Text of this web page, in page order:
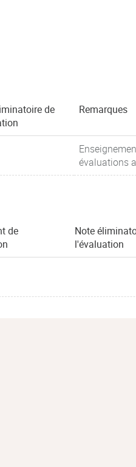
de
Remarques
évaluations
de
Note
l'évaluation